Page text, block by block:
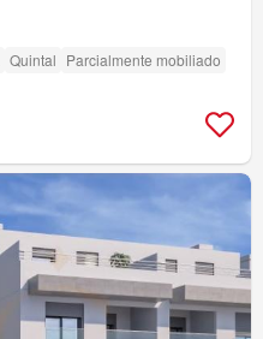
Quintal Parcialmente mobiliado